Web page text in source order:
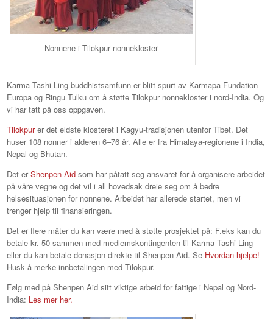
Nonnene i Tilokpur nonnekloster
Karma Tashi Ling buddhistsamfunn er blitt spurt av Karmapa Fundation
Europa og Ringu Tulku om å støtte Tilokpur nonnekloster i nord-India. Og
vi har tatt på oss oppgaven.
Tilokpurer det eldste klosteret i Kagyu-tradisjonen utenfor Tibet. Det
huser 108 nonner i alderen 6–76 år. Alle er fra Himalaya-regionene i India,
Nepal og Bhutan.
Det erShenpen Aid som har påtatt seg ansvaret for å organisere arbeidet
på våre vegne og det vil i all hovedsak dreie seg om å bedre
helsesituasjonen for nonnene. Arbeidet har allerede startet, men vi
trenger hjelp til finansieringen.
Det er flere måter du kan være med å støtte prosjektet på: F.eks kan du
betale kr. 50 sammen med medlemskontingenten til Karma Tashi Ling
eller du kan betale donasjon direkte til Shenpen Aid. Se Hvordan hjelpe!
Husk å merke innbetalingen med Tilokpur.
Følg med på Shenpen Aid sitt viktige arbeid for fattige i Nepal og Nord-
India: Les mer her.